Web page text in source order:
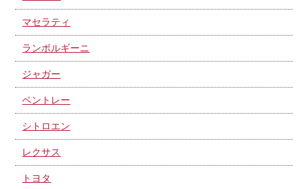
マセラティ
ランボルギーニ
ジャガー
ベントレー
シトロエン
レクサス
トヨタ